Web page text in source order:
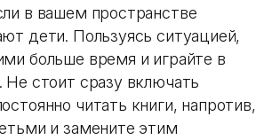
в вашем пространстве
дети. Пользуясь ситуацией,
больше время и играйте в
Не стоит сразу включать
читать книги, напротив,
и замените этим